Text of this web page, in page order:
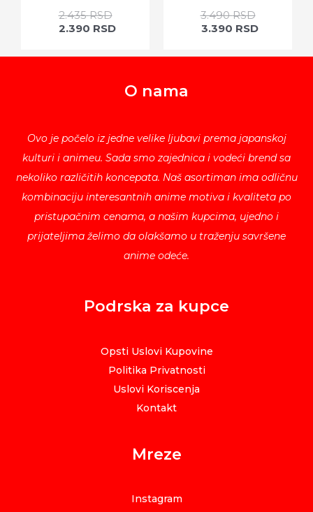
2.435RSD
2.390 RSD
3.490RSD
3.390 RSD
O nama
Ovo je počelo iz jedne velike ljubavi prema japanskoj
kulturi i animeu. Sada smo zajednica i vodeći brend sa
nekoliko različitih koncepata. Naš asortiman ima odličnu
kombinaciju interesantnih anime motiva i kvaliteta po
pristupačnim cenama, a našim kupcima, ujedno i
prijateljima želimo da olakšamo u traženju savršene
anime odeće.
Podrska za kupce
Opsti Uslovi Kupovine
Politika Privatnosti
Uslovi Koriscenja
Kontakt
Mreze
Instagram